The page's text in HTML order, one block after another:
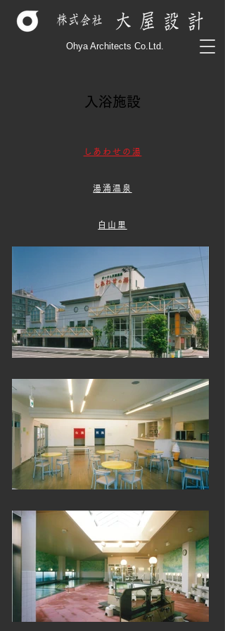
Ohya Architects Co.Ltd.
入浴施設
しあわせの湯
湯涌温泉
白山里